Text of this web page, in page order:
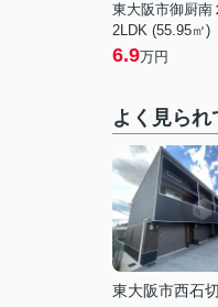
東大阪市御厨南
2LDK (55.95㎡)
6.9万円
よく見ら
東大阪市西石